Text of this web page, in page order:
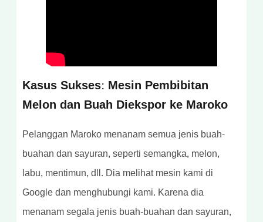
Kasus Sukses: Mesin Pembibitan
Melon dan Buah Diekspor ke Maroko
Pelanggan Maroko menanam semua jenis buah-
buahan dan sayuran, seperti semangka, melon,
labu, mentimun, dll. Dia melihat mesin kami di
Google dan menghubungi kami. Karena dia
menanam segala jenis buah-buahan dan sayuran,